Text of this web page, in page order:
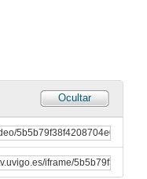
Ocultar
con voz propia
Rafael García Pérez